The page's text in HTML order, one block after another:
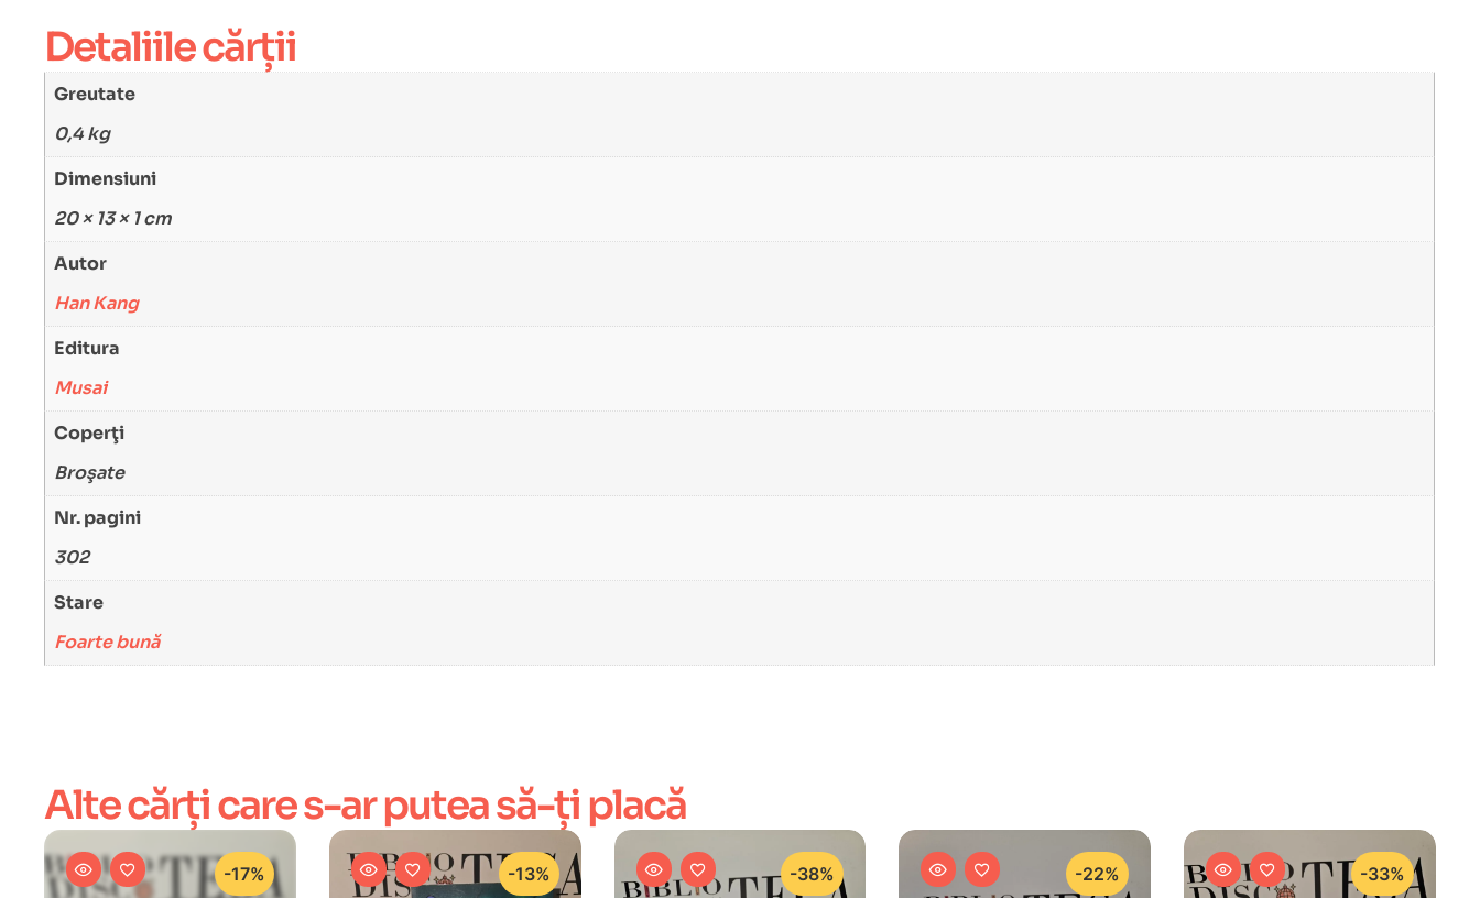
Detaliile cărții
Greutate
0,4 kg
Dimensiuni
20 × 13 × 1 cm
Autor
Han Kang
Editura
Musai
Coperţi
Broşate
Nr. pagini
302
Stare
Foarte bună
Alte cărți care s-ar putea să-ți placă
-17% -13% -38% -22% -33%